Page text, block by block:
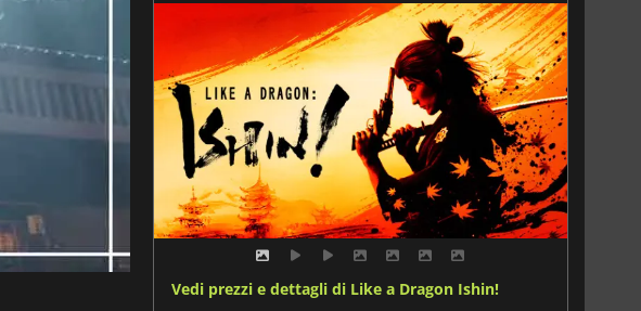
Vedi prezzi e dettagli di Like a Dragon Ishin!